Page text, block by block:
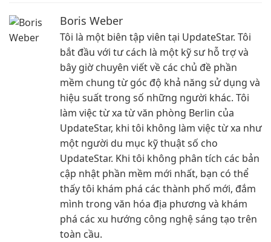
Boris Weber
Tôi là một biên tập viên tại UpdateStar. Tôi
bắt đầu với tư cách là một kỹ sư hỗ trợ và
bây giờ chuyên viết về các chủ đề phần
mềm chung từ góc độ khả năng sử dụng và
hiệu suất trong số những người khác. Tôi
làm việc từ xa từ văn phòng Berlin của
UpdateStar, khi tôi không làm việc từ xa như
một người du mục kỹ thuật số cho
UpdateStar. Khi tôi không phân tích các bản
cập nhật phần mềm mới nhất, bạn có thể
thấy tôi khám phá các thành phố mới, đắm
mình trong văn hóa địa phương và khám
phá các xu hướng công nghệ sáng tạo trên
toàn cầu.